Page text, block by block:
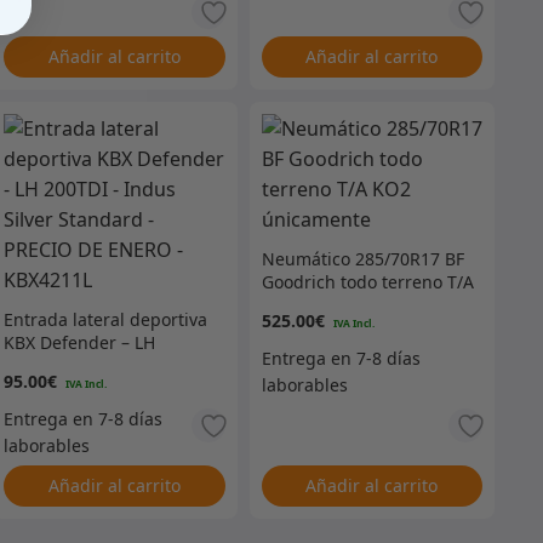
Añadir al carrito Añadir al carrito
Entrada lateral deportiva
KBX Defender – LH
Standard – PRECIO DE
ENERO – KBX4211L
95.00€
Añadir al carrito
Neumático 285/70R17 BF
Goodrich todo terreno T/A
525.00€
Añadir al carrito